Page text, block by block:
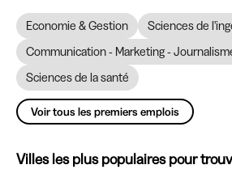
Economie & Gestion
Sciences de
Communication - Marketing -
Sciences de la santé
Voir tous les premiers emplois
Villes les plus populaires pour